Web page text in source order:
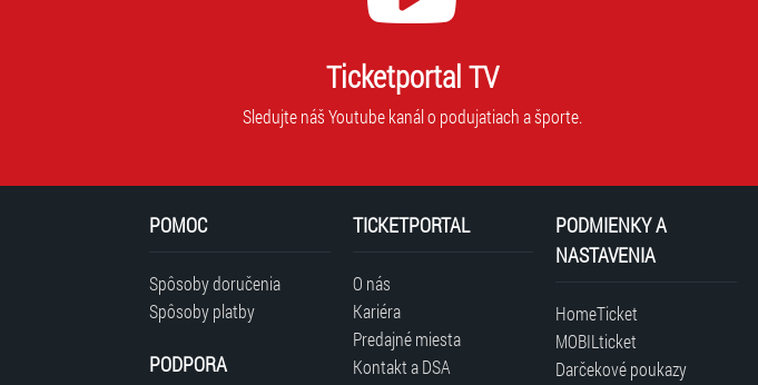
Ticketportal TV
Sledujte náš Youtube kanál o podujatiach a športe.
POMOC
Spôsoby doručenia
Spôsoby platby
PODPORA
TICKETPORTAL
O nás
Kariéra
Predajné miesta
Kontakt a DSA
PODMIENKY A
NASTAVENIA
HomeTicket
MOBILticket
Darčekové poukazy